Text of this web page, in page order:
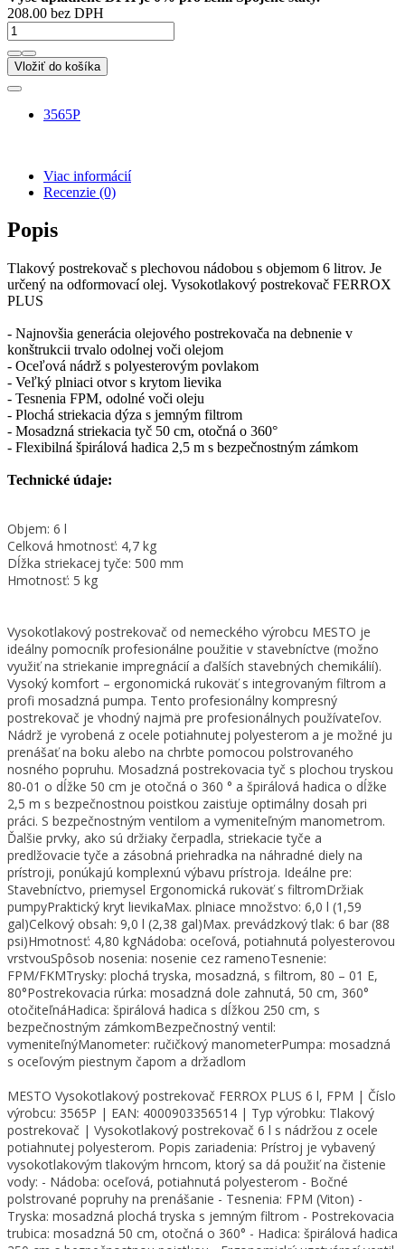
208.00 bez DPH
Vložiť do košíka
3565P
Viac informácií
Recenzie (0)
Popis
Tlakový postrekovač s plechovou nádobou s objemom 6 litrov. Je
určený na odformovací olej. Vysokotlakový postrekovač FERROX
PLUS
- Najnovšia generácia olejového postrekovača na debnenie v
konštrukcii trvalo odolnej voči olejom
- Oceľová nádrž s polyesterovým povlakom
- Veľký plniaci otvor s krytom lievika
- Tesnenia FPM, odolné voči oleju
- Plochá striekacia dýza s jemným filtrom
- Mosadzná striekacia tyč 50 cm, otočná o 360°
- Flexibilná špirálová hadica 2,5 m s bezpečnostným zámkom
Technické údaje:
Objem: 6 l
Celková hmotnosť: 4,7 kg
Dĺžka striekacej tyče: 500 mm
Hmotnosť: 5 kg
Vysokotlakový postrekovač od nemeckého výrobcu MESTO je
ideálny pomocník profesionálne použitie v stavebníctve (možno
využiť na striekanie impregnácií a ďalších stavebných chemikálií).
Vysoký komfort – ergonomická rukoväť s integrovaným filtrom a
profi mosadzná pumpa. Tento profesionálny kompresný
postrekovač je vhodný najmä pre profesionálnych používateľov.
Nádrž je vyrobená z ocele potiahnutej polyesterom a je možné ju
prenášať na boku alebo na chrbte pomocou polstrovaného
nosného popruhu. Mosadzná postrekovacia tyč s plochou tryskou
80-01 o dĺžke 50 cm je otočná o 360 ° a špirálová hadica o dĺžke
2,5 m s bezpečnostnou poistkou zaisťuje optimálny dosah pri
práci. S bezpečnostným ventilom a vymeniteľným manometrom.
Ďalšie prvky, ako sú držiaky čerpadla, striekacie tyče a
predlžovacie tyče a zásobná priehradka na náhradné diely na
prístroji, ponúkajú komplexnú výbavu prístroja. Ideálne pre:
Stavebníctvo, priemysel Ergonomická rukoväť s filtromDržiak
pumpyPraktický kryt lievikaMax. plniace množstvo: 6,0 l (1,59
gal)Celkový obsah: 9,0 l (2,38 gal)Max. prevádzkový tlak: 6 bar (88
psi)Hmotnosť: 4,80 kgNádoba: oceľová, potiahnutá polyesterovou
vrstvouSpôsob nosenia: nosenie cez ramenoTesnenie:
FPM/FKMTrysky: plochá tryska, mosadzná, s filtrom, 80 – 01 E,
80°Postrekovacia rúrka: mosadzná dole zahnutá, 50 cm, 360°
otočiteľnáHadica: špirálová hadica s dĺžkou 250 cm, s
bezpečnostným zámkomBezpečnostný ventil:
vymeniteľnýManometer: ručičkový manometerPumpa: mosadzná
s oceľovým piestnym čapom a držadlom
MESTO Vysokotlakový postrekovač FERROX PLUS 6 l, FPM | Číslo
výrobcu: 3565P | EAN: 4000903356514 | Typ výrobku: Tlakový
postrekovač | Vysokotlakový postrekovač 6 l s nádržou z ocele
potiahnutej polyesterom. Popis zariadenia: Prístroj je vybavený
vysokotlakovým tlakovým hrncom, ktorý sa dá použiť na čistenie
vody: - Nádoba: oceľová, potiahnutá polyesterom - Bočné
polstrované popruhy na prenášanie - Tesnenia: FPM (Viton) -
Tryska: mosadzná plochá tryska s jemným filtrom - Postrekovacia
trubica: mosadzná 50 cm, otočná o 360° - Hadica: špirálová hadica